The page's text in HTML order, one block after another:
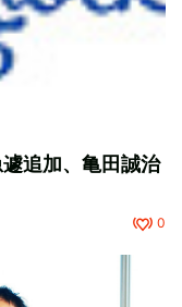
追加、亀田誠治
0